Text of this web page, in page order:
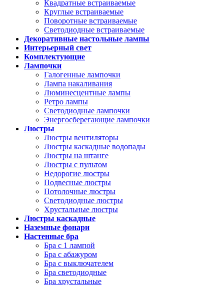
Квадратные встраиваемые
Круглые встраиваемые
Поворотные встраиваемые
Светодиодные встраиваемые
Декоративные настольные лампы
Интерьерный свет
Комплектующие
Лампочки
Галогенные лампочки
Лампа накаливания
Люминесцентные лампы
Ретро лампы
Светодиодные лампочки
Энергосберегающие лампочки
Люстры
Люстры вентиляторы
Люстры каскадные водопады
Люстры на штанге
Люстры с пультом
Недорогие люстры
Подвесные люстры
Потолочные люстры
Светодиодные люстры
Хрустальные люстры
Люстры каскадные
Наземные фонари
Настенные бра
Бра с 1 лампой
Бра с абажуром
Бра с выключателем
Бра светодиодные
Бра хрустальные